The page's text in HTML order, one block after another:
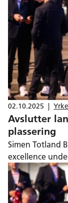
02.10.2025 |
Avslutter
plassering
Simen Totland
excellence
jobben hos
innholdsrik